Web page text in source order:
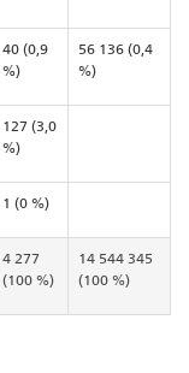
40 (0,9
%)
56 136 (0,4
%)
127 (3,0
%)
1 (0 %)
4 277
(100 %)
14 544 345
(100 %)